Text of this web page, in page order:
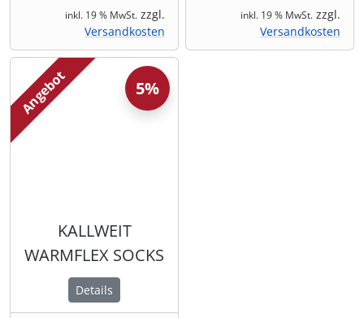
inkl. 19 % MwSt. zzgl.
Versandkosten
inkl. 19 % MwSt. zzgl.
Versandkosten
Angebot
KALLWEIT
WARMFLEX SOCKS
Details
5%